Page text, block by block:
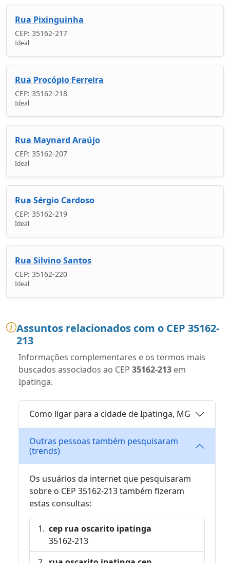
Rua Pixinguinha
CEP: 35162-217
Ideal
Rua Procópio Ferreira
CEP: 35162-218
Ideal
Rua Maynard Araújo
CEP: 35162-207
Ideal
Rua Sérgio Cardoso
CEP: 35162-219
Ideal
Rua Silvino Santos
CEP: 35162-220
Ideal
Assuntos relacionados com o CEP 35162-
213
Informações complementares e os termos mais
buscados associados ao CEP 35162-213 em
Ipatinga.
Como ligar para a cidade de Ipatinga, MG
Outras pessoas também pesquisaram
(trends)
Os usuários da internet que pesquisaram
sobre o CEP 35162-213 também fizeram
estas consultas:
cep rua oscarito ipatinga
35162-213